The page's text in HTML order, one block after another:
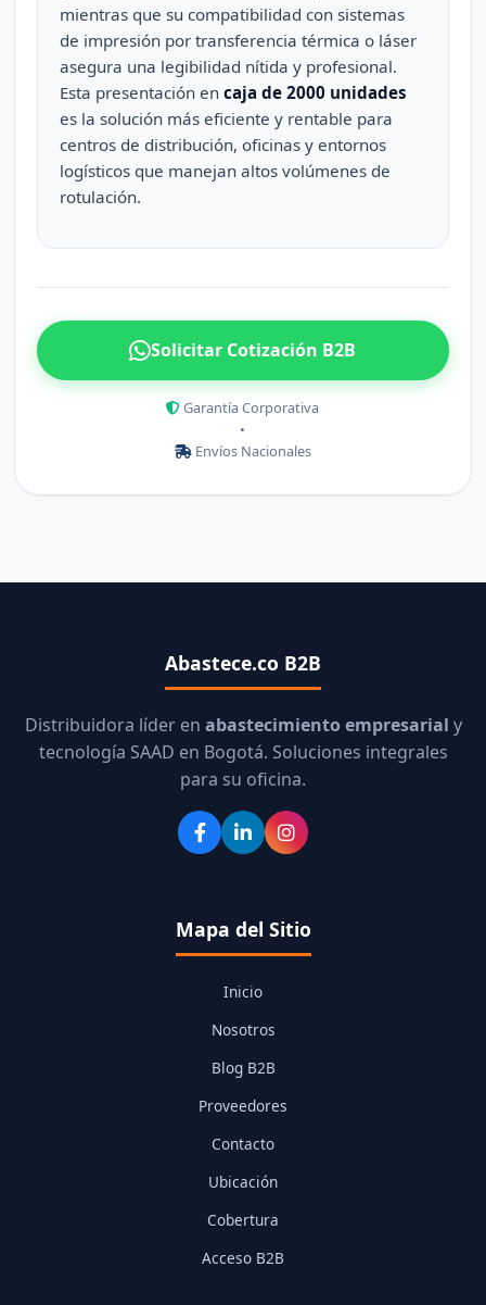
mientras que su compatibilidad con sistemas
de impresión por transferencia térmica o láser
asegura una legibilidad nítida y profesional.
Esta presentación encaja de 2000 unidades
es la solución más eficiente y rentable para
centros de distribución, oficinas y entornos
logísticos que manejan altos volúmenes de
rotulación.
Solicitar Cotización B2B
Garantía Corporativa
•
Envíos Nacionales
Abastece.co B2B
Distribuidora líder en abastecimiento empresarial y
tecnología SAAD en Bogotá. Soluciones integrales
para su oficina.
Mapa del Sitio
Inicio
Nosotros
Blog B2B
Proveedores
Contacto
Ubicación
Cobertura
Acceso B2B